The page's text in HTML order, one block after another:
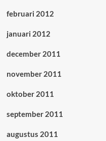
februari 2012
januari 2012
december 2011
november 2011
oktober 2011
september 2011
augustus 2011